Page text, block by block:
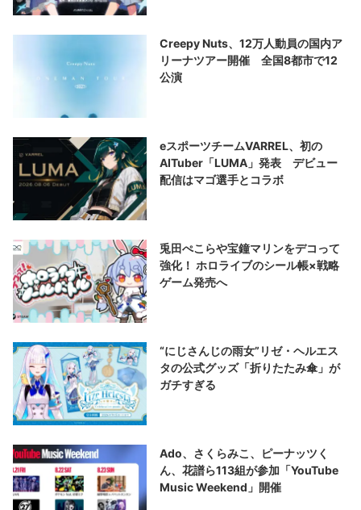
Creepy Nuts、12万人動員の国内ア
リーナツアー開催 全国8都市で12
公演
eスポーツチームVARREL、初の
AITuber「LUMA」発表 デビュー
配信はマゴ選手とコラボ
兎田ぺこらや宝鐘マリンをデコって
強化！ ホロライブのシール帳×戦略
ゲーム発売へ
“にじさんじの雨女”リゼ・ヘルエス
タの公式グッズ「折りたたみ傘」が
ガチすぎる
Ado、さくらみこ、ピーナッツく
ん、花譜ら113組が参加「YouTube
Music Weekend」開催